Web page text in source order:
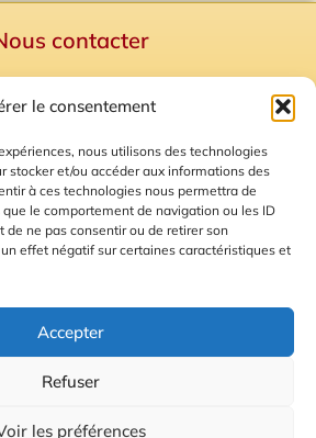
le consentement
nous utilisons des technologies
stocker et/ou accéder aux informations des
à ces technologies nous permettra de
le comportement de navigation ou les ID
de ne pas consentir ou de retirer son
effet négatif sur certaines caractéristiques et
Accepter
Refuser
les préférences
contacter
Plan du site
des Cookies
2026 Radio Calade